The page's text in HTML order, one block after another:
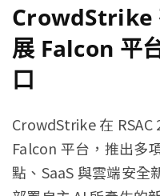
CrowdStrike
展 Falcon 平
口
CrowdStrike 在
Falcon 平台，推出多
點、SaaS 與雲端安全